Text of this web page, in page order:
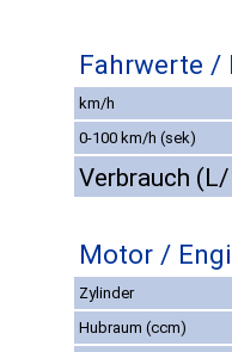
Fahrwerte /
km/h
0-100 km/h (sek)
Verbrauch
Motor /
Zylinder
Hubraum (ccm)